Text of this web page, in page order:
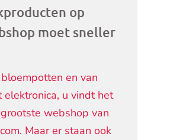
op
moet sneller
en van
u vindt het
webshop van
Maar er staan ook